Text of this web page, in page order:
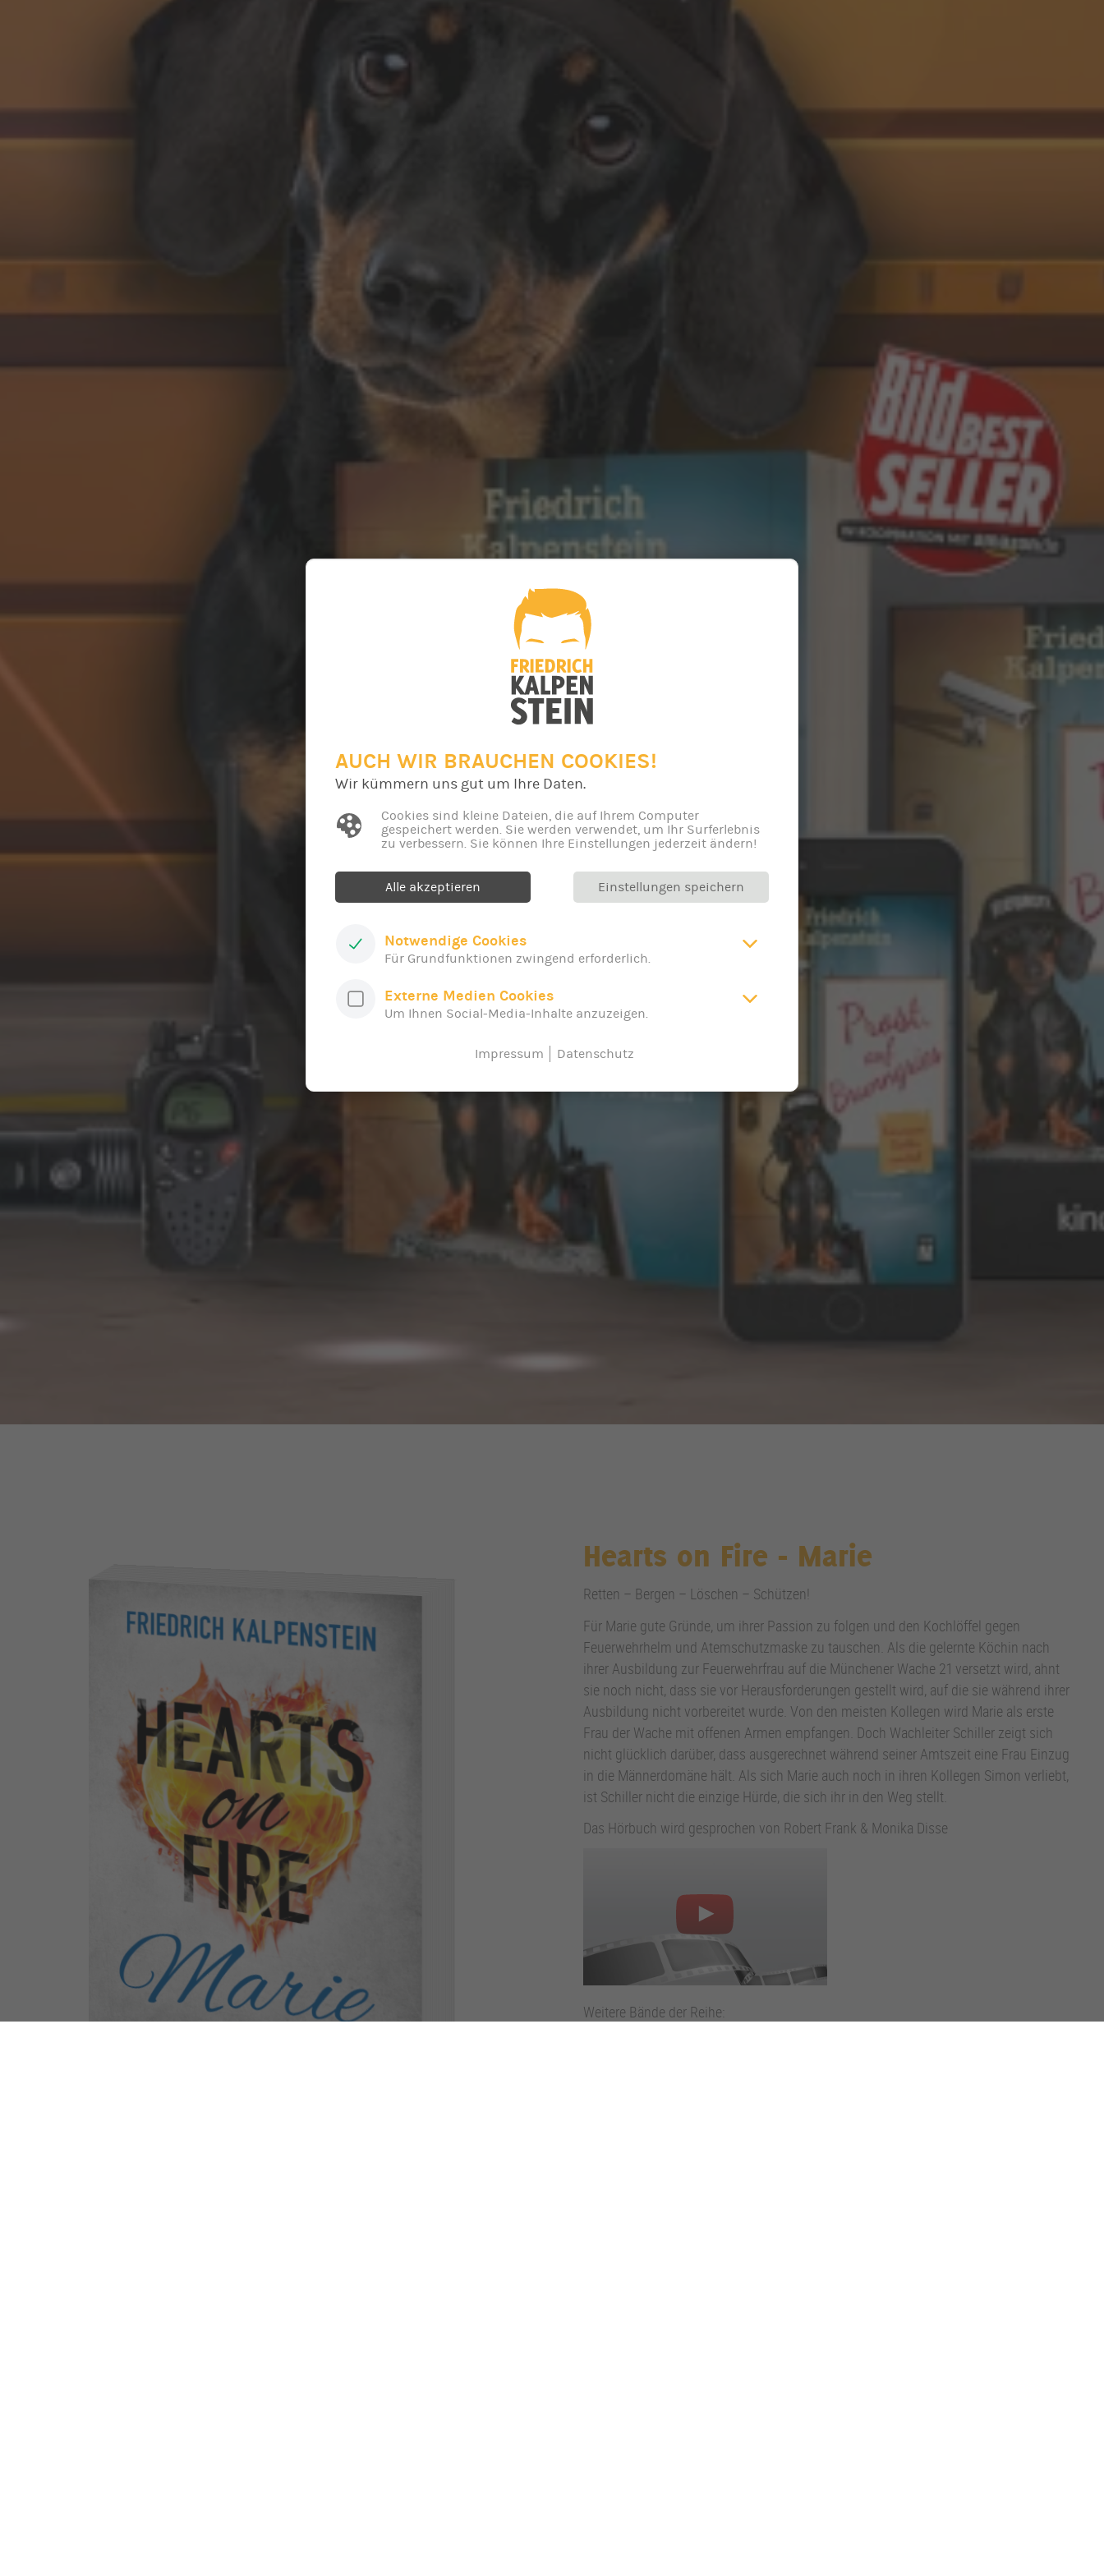
Hearts on Fire - Marie
Retten – Bergen – Löschen – Schützen!
Für Marie gute Gründe, um ihrer Passion zu folgen und den Kochlöffel gegen
Feuerwehrhelm und Atemschutzmaske zu tauschen. Als die gelernte Köchin nach
ihrer Ausbildung zur Feuerwehrfrau auf die Münchener Wache 21 versetzt wird, ahnt
sie noch nicht, dass sie vor Herausforderungen gestellt wird, auf die sie während ihrer
Ausbildung nicht vorbereitet wurde. Von den meisten Kollegen wird Marie als erste
Frau der Wache mit offenen Armen empfangen. Doch Wachleiter Schiller zeigt sich
nicht glücklich darüber, dass ausgerechnet während seiner Amtszeit eine Frau Einzug
in die Männerdomäne hält. Als sich Marie auch noch in ihren Kollegen Simon verliebt,
ist Schiller nicht die einzige Hürde, die sich ihr in den Weg stellt.
Das Hörbuch wird gesprochen von Robert Frank & Monika Disse
Weitere Bände der Reihe:
AUCH WIR BRAUCHEN COOKIES!
Wir kümmern uns gut um Ihre Daten.
Cookies sind kleine Dateien, die auf Ihrem Computer
gespeichert werden. Sie werden verwendet, um Ihr Surferlebnis
zu verbessern. Sie können Ihre Einstellungen jederzeit ändern!
Alle akzeptieren Einstellungen speichern
Notwendige Cookies
Für Grundfunktionen zwingend erforderlich.
Externe Medien Cookies
Um Ihnen Social-Media-Inhalte anzuzeigen.
Impressum Datenschutz